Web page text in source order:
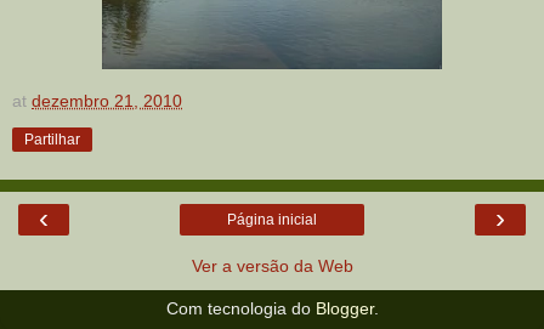
at dezembro 21, 2010
Partilhar
‹ ›
Página inicial
Ver a versão da Web
Com tecnologia do Blogger.